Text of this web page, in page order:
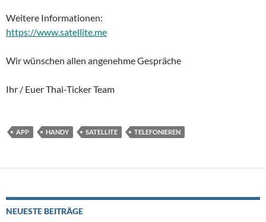
Weitere Informationen:
https://www.satellite.me
Wir wünschen allen angenehme Gespräche
Ihr / Euer Thai-Ticker Team
APP HANDY SATELLITE TELEFONIEREN
NEUESTE BEITRÄGE